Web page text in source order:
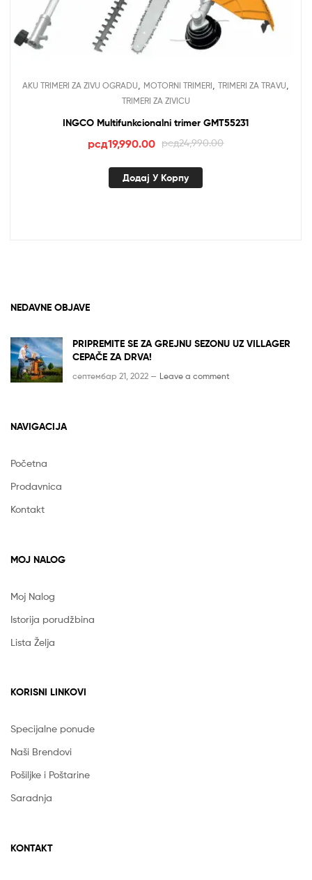
AKU TRIMERI ZA ZIVU OGRADU MOTORNI TRIMERI TRIMERI ZA TRAVU
TRIMERI ZA ZIVICU
INGCO Multifunkcionalni trimer GMT55231
рсд24,990.00
Оригинална
је
рсд19,990.00Тренутна
је:
Додај У Корпу
NEDAVNE OBJAVE
PRIPREMITE SE ZA GREJNU SEZONU UZ VILLAGER
CEPAČE ZA DRVA!
септембар 21, 2022 — Leave a comment
NAVIGACIJA
Početna
Prodavnica
Kontakt
MOJ NALOG
Moj Nalog
Istorija porudžbina
Lista Želja
KORISNI LINKOVI
Specijalne ponude
Naši Brendovi
Pošiljke i Poštarine
Saradnja
KONTAKT